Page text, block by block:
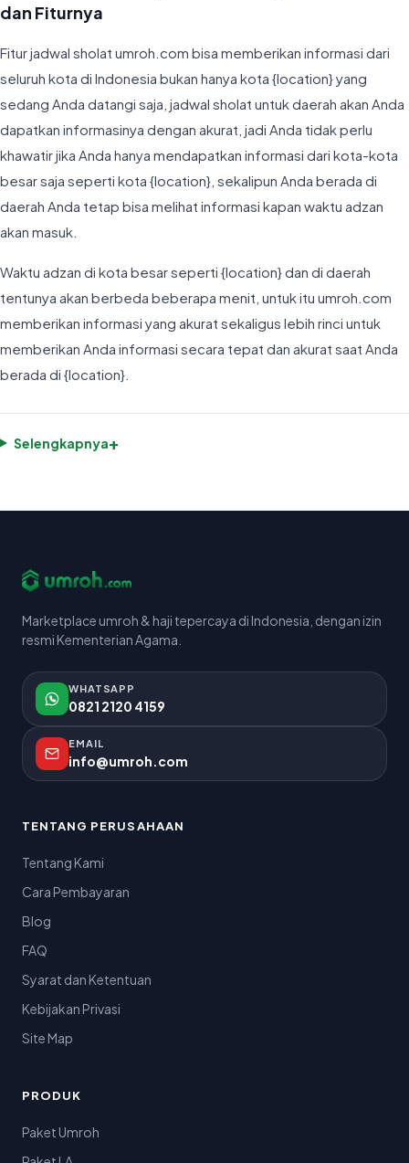
dan Fiturnya
Fitur jadwal sholat umroh.com bisa memberikan informasi dari
seluruh kota di Indonesia bukan hanya kota {location} yang
sedang Anda datangi saja, jadwal sholat untuk daerah akan Anda
dapatkan informasinya dengan akurat, jadi Anda tidak perlu
khawatir jika Anda hanya mendapatkan informasi dari kota-kota
besar saja seperti kota {location}, sekalipun Anda berada di
daerah Anda tetap bisa melihat informasi kapan waktu adzan
akan masuk.
Waktu adzan di kota besar seperti {location} dan di daerah
tentunya akan berbeda beberapa menit, untuk itu umroh.com
memberikan informasi yang akurat sekaligus lebih rinci untuk
memberikan Anda informasi secara tepat dan akurat saat Anda
berada di {location}.
Selengkapnya+
Marketplace umroh & haji tepercaya di Indonesia, dengan izin
resmi Kementerian Agama.
WHATSAPP
0821 2120 4159
EMAIL
info@umroh.com
TENTANG PERUSAHAAN
Tentang Kami
Cara Pembayaran
Blog
FAQ
Syarat dan Ketentuan
Kebijakan Privasi
Site Map
PRODUK
Paket Umroh